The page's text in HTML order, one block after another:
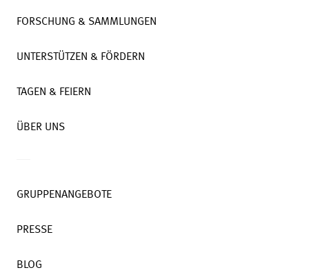
FORSCHUNG & SAMMLUNGEN
UNTERSTÜTZEN & FÖRDERN
TAGEN & FEIERN
ÜBER UNS
GRUPPENANGEBOTE
PRESSE
BLOG